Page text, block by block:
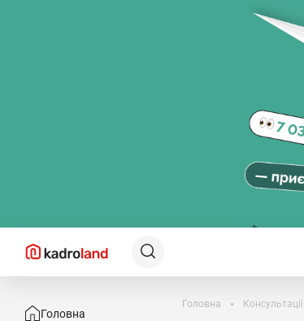
Головна
Головна Консультації